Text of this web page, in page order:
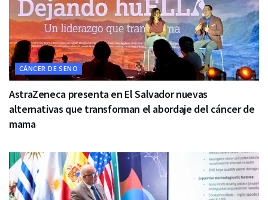
CÁNCER DE SENO
AstraZeneca presenta en El Salvador nuevas
alternativas que transforman el abordaje del cáncer de
mama